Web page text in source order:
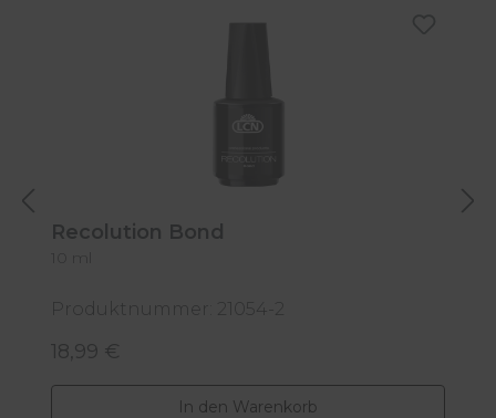
Recolution Bond
Produktnummer: 21054-2
Regulärer Preis:
18,99 €
In den Warenkorb